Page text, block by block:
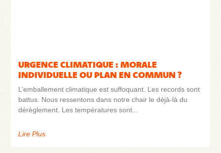
URGENCE CLIMATIQUE : MORALE
INDIVIDUELLE OU PLAN EN COMMUN ?
L’emballement climatique est suffoquant. Les records sont
battus. Nous ressentons dans notre chair le déjà-là du
dérèglement. Les températures sont
Lire Plus